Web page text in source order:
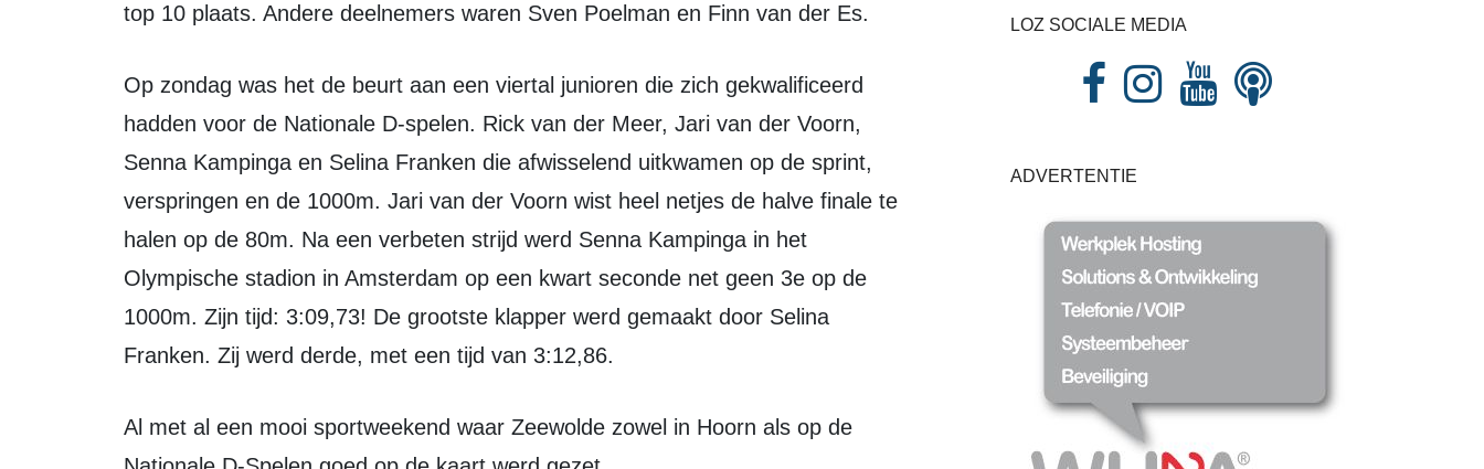
top 10 plaats. Andere deelnemers waren Sven Poelman en Finn van der Es.
Op zondag was het de beurt aan een viertal junioren die zich gekwalificeerd
hadden voor de Nationale D-spelen. Rick van der Meer, Jari van der Voorn,
Senna Kampinga en Selina Franken die afwisselend uitkwamen op de sprint,
verspringen en de 1000m. Jari van der Voorn wist heel netjes de halve finale te
halen op de 80m. Na een verbeten strijd werd Senna Kampinga in het
Olympische stadion in Amsterdam op een kwart seconde net geen 3e op de
1000m. Zijn tijd: 3:09,73! De grootste klapper werd gemaakt door Selina
Franken. Zij werd derde, met een tijd van 3:12,86.
Al met al een mooi sportweekend waar Zeewolde zowel in Hoorn als op de
LOZ SOCIALE MEDIA
ADVERTENTIE